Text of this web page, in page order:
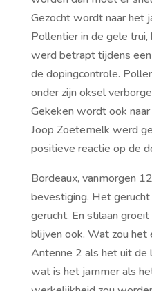
Gezocht wordt naar het
Pollentier in de gele trui,
werd betrapt tijdens
de dopingcontrole.
onder zijn oksel
Gekeken wordt ook
Joop Zoetemelk werd
positieve reactie op de
Bordeaux, vanmorgen
bevestiging. Het
gerucht. En stilaan
blijven ook. Wat zou het
Antenne 2 als het uit de
wat is het jammer als